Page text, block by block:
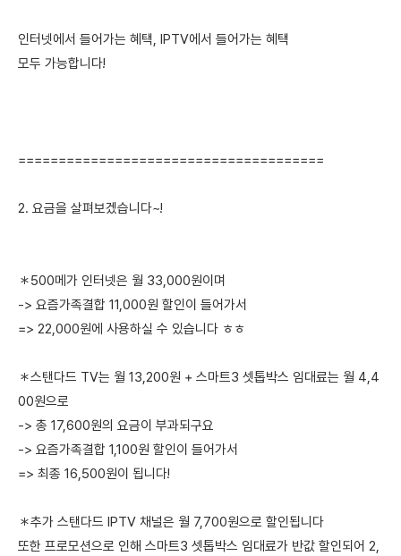
인터넷에서 들어가는 혜택, IPTV에서 들어가는 혜택
모두 가능합니다!
======================================
2. 요금을 살펴보겠습니다~!
＊500메가 인터넷은 월 33,000원이며
-> 요즘가족결합 11,000원 할인이 들어가서
=> 22,000원에 사용하실 수 있습니다 ㅎㅎ
＊스탠다드 TV는 월 13,200원 + 스마트3 셋톱박스 임대료는 월 4,4
00원으로
-> 총 17,600원의 요금이 부과되구요
-> 요즘가족결합 1,100원 할인이 들어가서
=> 최종 16,500원이 됩니다!
＊추가 스탠다드 IPTV 채널은 월 7,700원으로 할인됩니다
또한 프로모션으로 인해 스마트3 셋톱박스 임대료가 반값 할인되어 2,